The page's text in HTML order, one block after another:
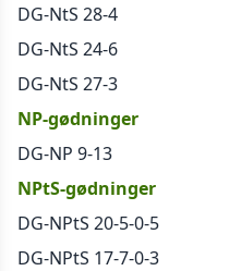
DG-NtS 28-4
DG-NtS 24-6
DG-NtS 27-3
NP-gødninger
DG-NP 9-13
NPtS-gødninger
DG-NPtS 20-5-0-5
DG-NPtS 17-7-0-3